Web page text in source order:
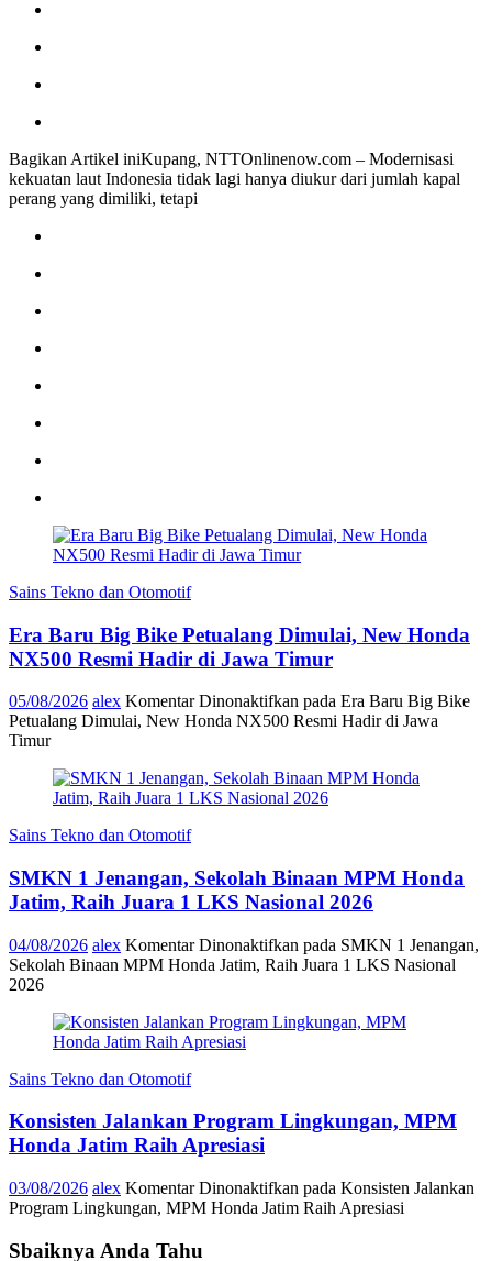
Bagikan Artikel iniKupang, NTTOnlinenow.com – Modernisasi
kekuatan laut Indonesia tidak lagi hanya diukur dari jumlah kapal
perang yang dimiliki, tetapi
Sains Tekno dan Otomotif
Era Baru Big Bike Petualang Dimulai, New Honda
NX500 Resmi Hadir di Jawa Timur
05/08/2026 alex Komentar Dinonaktifkan pada Era Baru Big Bike
Petualang Dimulai, New Honda NX500 Resmi Hadir di Jawa
Timur
Sains Tekno dan Otomotif
SMKN 1 Jenangan, Sekolah Binaan MPM Honda
Jatim, Raih Juara 1 LKS Nasional 2026
04/08/2026 alex Komentar Dinonaktifkan pada SMKN 1 Jenangan,
Sekolah Binaan MPM Honda Jatim, Raih Juara 1 LKS Nasional
2026
Sains Tekno dan Otomotif
Konsisten Jalankan Program Lingkungan, MPM
Honda Jatim Raih Apresiasi
03/08/2026 alex Komentar Dinonaktifkan pada Konsisten Jalankan
Program Lingkungan, MPM Honda Jatim Raih Apresiasi
Sbaiknya Anda Tahu